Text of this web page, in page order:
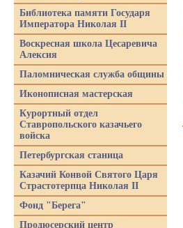
Библиотека памяти Государя
Императора Николая II
Воскресная школа Цесаревича
Алексия
Паломническая служба общины
Иконописная мастерская
Курортный отдел
Ставропольского казачьего
войска
Петербургская станица
Казачий Конвой Святого Царя
Страстотерпца Николая II
Фонд "Берега"
Продюсерский центр